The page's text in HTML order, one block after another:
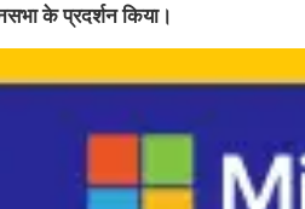
के प्रदर्शन किया।